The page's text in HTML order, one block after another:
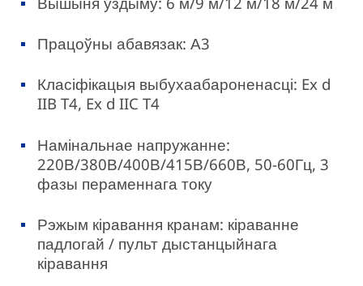
Працоўны абавязак: А3
Класіфікацыя выбухаабароненасці: Ex d
IIB T4, Ex d IIC T4
Намінальнае напружанне:
220В/380В/400В/415В/660В, 50-60Гц, 3
фазы пераменнага току
Рэжым кіравання кранам: кіраванне
падлогай / пульт дыстанцыйнага
кіравання